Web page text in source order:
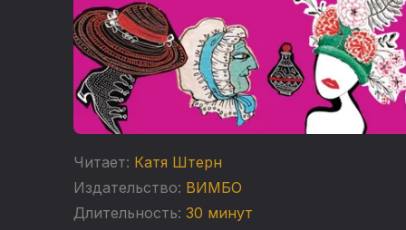
Читает: Катя Штерн
Издательство: ВИМБО
Длительность: 30 минут